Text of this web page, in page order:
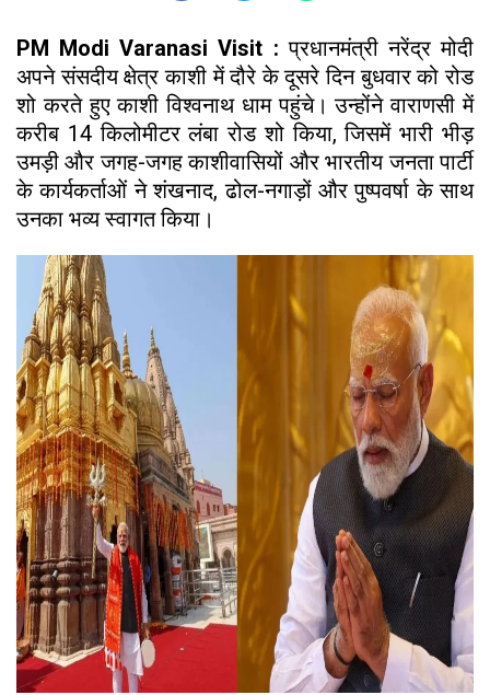
PM Modi Varanasi Visit :प्रधानमंत्री नरेंद्र मोदी
अपने संसदीय क्षेत्र काशी में दौरे के दूसरे दिन बुधवार को रोड
शो करते हुए काशी विश्वनाथ धाम पहुंचे। उन्होंने वाराणसी में
करीब 14 किलोमीटर लंबा रोड शो किया, जिसमें भारी भीड़
उमड़ी और जगह-जगह काशीवासियों और भारतीय जनता पार्टी
के कार्यकर्ताओं ने शंखनाद, ढोल-नगाड़ों और पुष्पवर्षा के साथ
उनका भव्य स्वागत किया।